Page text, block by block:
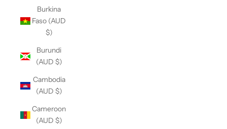
Burkina
Faso (AUD
$)
Burundi
(AUD $)
Cambodia
(AUD $)
Cameroon
(AUD $)